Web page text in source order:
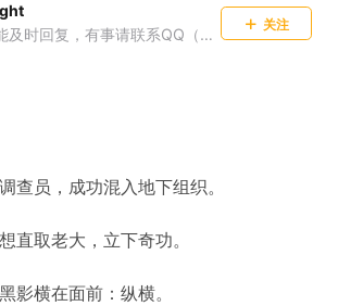
私信不能及时回复，有事请联系QQ（QQ号在已购信息里）
关注
查员，成功混入地下组织。
直取老大，立下奇功。
影横在面前：纵横。